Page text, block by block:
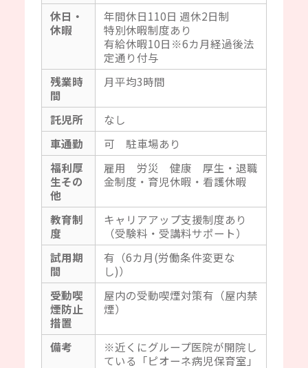
休日・
休暇
年間休日110日 週休2日制
特別休暇制度あり
有給休暇10日※6カ月経過後法
定通り付与
残業時
間
月平均3時間
託児所
なし
車通勤
可 駐車場あり
福利厚
生その
他
雇用 労災 健康 厚生・退職
金制度・育児休暇・看護休暇
教育制
度
キャリアアップ支援制度あり
（受験料・受講料サポート）
試用期
間
有（6カ月(労働条件変更な
し)）
受動喫
煙防止
措置
屋内の受動喫煙対策有（屋内禁
煙）
備考
※近くにグループ医院が開院し
ている「ピオーネ病児保育室」